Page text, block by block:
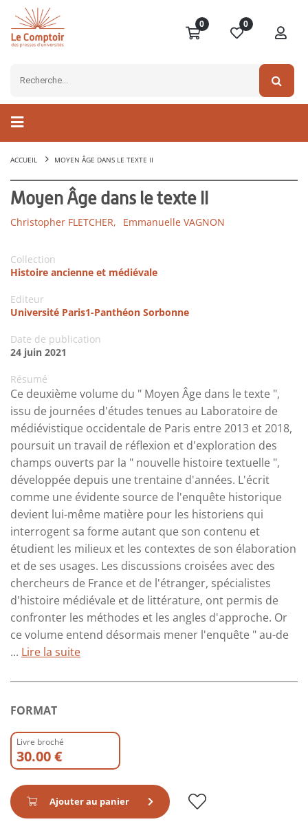
0 0
ACCUEIL MOYEN ÂGE DANS LE TEXTE II
Moyen Âge dans le texte II
Christopher FLETCHER, Emmanuelle VAGNON
Collection
Histoire ancienne et médiévale
Editeur
Université Paris1-Panthéon Sorbonne
Date de publication
24 juin 2021
Résumé
Ce deuxième volume du " Moyen Âge dans le texte ",
issu de journées d'études tenues au Laboratoire de
médiévistique occidentale de Paris entre 2013 et 2018,
poursuit un travail de réflexion et d'exploration des
champs ouverts par la " nouvelle histoire textuelle ",
développée depuis une trentaine d'années. L'écrit
comme une évidente source de l'enquête historique
devient lui-même matière pour les historiens qui
interrogent sa forme autant que son contenu et
étudient les milieux et les contextes de son élaboration
et de ses usages. Les discussions croisées avec des
chercheurs de France et de l'étranger, spécialistes
d'histoire médiévale et de littérature, ont permis de
confronter les méthodes et les angles d'approche. Or
ce volume entend désormais mener l'enquête " au-de
... Lire la suite
FORMAT
Livre broché
30.00 €
Ajouter au panier